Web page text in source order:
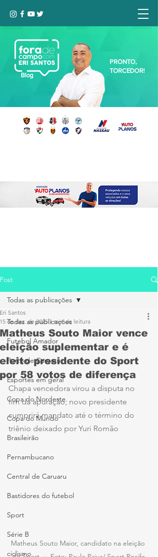
Blog
PRONTO,
TORCEDOR!
Post
Todas as publicações
Futebol Amador
Porto de Caruaru
Esportes em geral
Copa do Nordeste
Copa do Mundo
Brasileirão
Pernambucano
Central de Caruaru
Bastidores do futebol
Sport
Série B
ciclismo
Todas as publicações
Matheus Souto Maior vence
eleição suplementar e é
eleito presidente do Sport
por 58 votos de diferença
Eri Santos
15 de dez. de 2025 1 min de leitura
Chapa vencedora virou a disputa no
fim da apuração; novo presidente
cumprirá mandato até o término do
triênio deixado por Yuri Romão
Matheus Souto Maior, candidato na eleição